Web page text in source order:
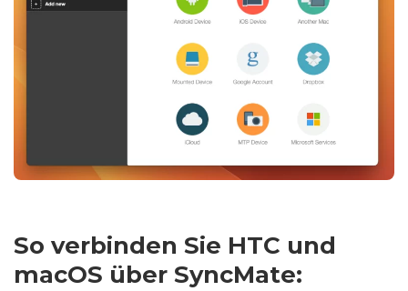
So verbinden Sie HTC und
macOS über SyncMate: